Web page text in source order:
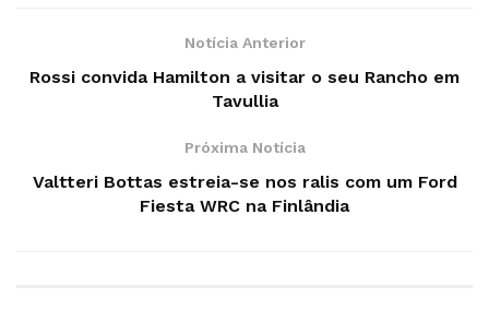
Notícia Anterior
Rossi convida Hamilton a visitar o seu Rancho em
Tavullia
Próxima Notícia
Valtteri Bottas estreia-se nos ralis com um Ford
Fiesta WRC na Finlândia